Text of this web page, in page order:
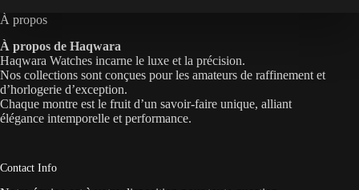
À propos
À propos de Haqwara
Haqwara Watches incarne le luxe et la précision.
Nos collections sont conçues pour les amateurs de raffinement et
d’horlogerie d’exception.
Chaque montre est le fruit d’un savoir-faire unique, alliant
élégance intemporelle et performance.
Contact Info